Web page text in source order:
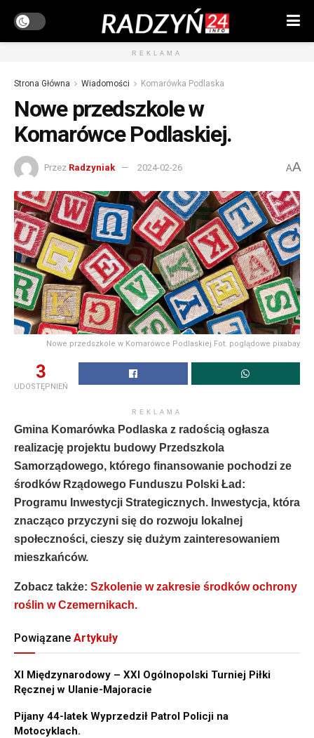
REKLAMA
Strona Główna Wiadomości Komarówka Podlaska
Nowe przedszkole w
Komarówce Podlaskiej.
Przez Radzyniak 2024-02-26 AA
Nowe przedszkole w Komarówce Podlaskiej Fot. poglądowe pixabay
3
UDOSTĘPNIEŃ
REKLAMA
Gmina Komarówka Podlaska z radością ogłasza
realizację projektu budowy Przedszkola
Samorządowego, którego finansowanie pochodzi ze
środków Rządowego Funduszu Polski Ład:
Programu Inwestycji Strategicznych. Inwestycja, która
znacząco przyczyni się do rozwoju lokalnej
społeczności, cieszy się dużym zainteresowaniem
mieszkańców.
Zobacz także: Szkolenie w zakresie środków ochrony
roślin w Czemernikach.
Powiązane Artykuły
XI Międzynarodowy – XXI Ogólnopolski Turniej Piłki
Ręcznej w Ulanie-Majoracie
Pijany 44-latek Wyprzedził Patrol Policji na
Motocyklach.